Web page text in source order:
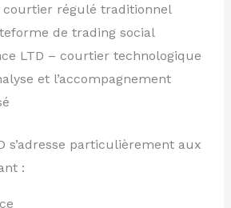
courtier régulé traditionnel
de trading social
LTD – courtier technologique
et l’accompagnement
s’adresse particulièrement aux
: